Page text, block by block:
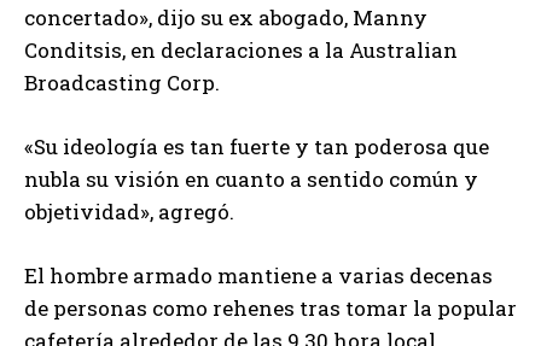
concertado», dijo su ex abogado, Manny
Conditsis, en declaraciones a la Australian
Broadcasting Corp.
«Su ideología es tan fuerte y tan poderosa que
nubla su visión en cuanto a sentido común y
objetividad», agregó.
El hombre armado mantiene a varias decenas
de personas como rehenes tras tomar la popular
cafetería alrededor de las 9.30 hora local